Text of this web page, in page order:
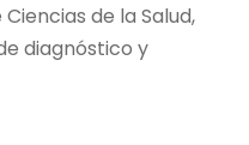
de la Salud,
diagnóstico y